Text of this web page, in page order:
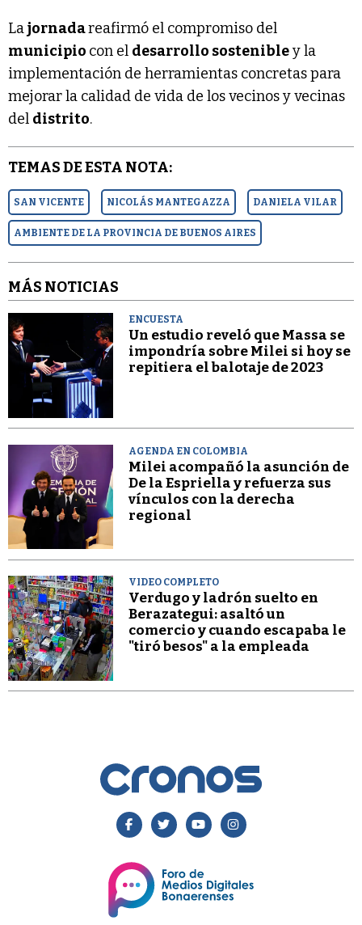
Lajornadareafirmó el compromiso del
municipio con el desarrollo sostenibley la
implementación de herramientas concretas para
mejorar la calidad de vida de los vecinos y vecinas
del distrito.
TEMAS DE ESTA NOTA:
SAN VICENTE NICOLÁS MANTEGAZZA DANIELA VILAR
AMBIENTE DE LA PROVINCIA DE BUENOS AIRES
MÁS NOTICIAS
ENCUESTA
Un estudio reveló que Massa se
impondría sobre Milei si hoy se
repitiera el balotaje de 2023
AGENDA EN COLOMBIA
Milei acompañó la asunción de
De la Espriella y refuerza sus
vínculos con la derecha
regional
VIDEO COMPLETO
Verdugo y ladrón suelto en
Berazategui: asaltó un
comercio y cuando escapaba le
"tiró besos" a la empleada